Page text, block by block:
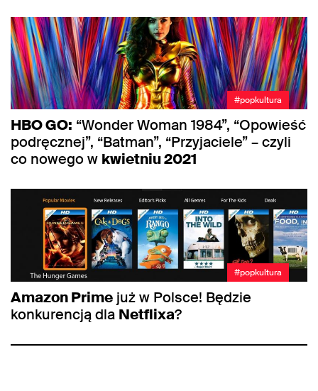
#popkultura
HBO GO: “Wonder Woman 1984”, “Opowieść
podręcznej”, “Batman”, “Przyjaciele” – czyli
co nowego w kwietniu 2021
#popkultura
Amazon Prime już w Polsce! Będzie
konkurencją dla Netflixa?